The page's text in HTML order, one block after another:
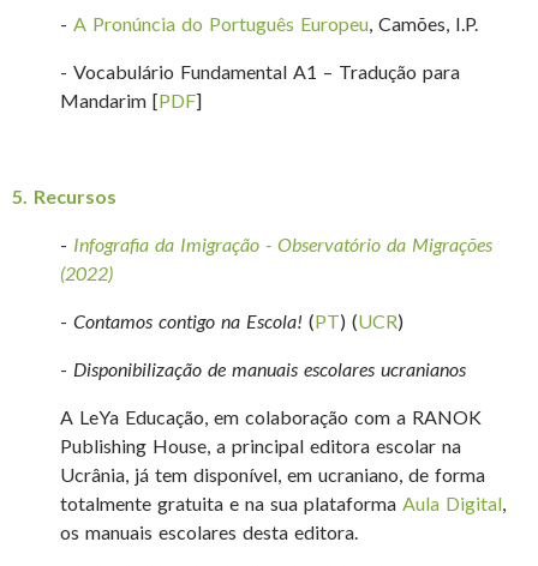
- A Pronúncia do Português Europeu, Camões, I.P.
- Vocabulário Fundamental A1 – Tradução para
Mandarim [PDF]
5. Recursos
- Infografia da Imigração - Observatório da Migrações
(2022)
- Contamos contigo na Escola! (PT) (UCR)
- Disponibilização de manuais escolares ucranianos
A LeYa Educação, em colaboração com a RANOK
Publishing House, a principal editora escolar na
Ucrânia, já tem disponível, em ucraniano, de forma
totalmente gratuita e na sua plataforma Aula Digital,
os manuais escolares desta editora.